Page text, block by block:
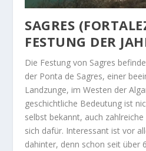
SAGRES
FESTUNG DER
Die Festung von Sagres
der Ponta de Sagres, einer
Landzunge, im Westen der
geschichtliche Bedeutung ist
selbst bekannt, auch
sich dafür. Interessant ist vor
dahinter, denn schon seit über